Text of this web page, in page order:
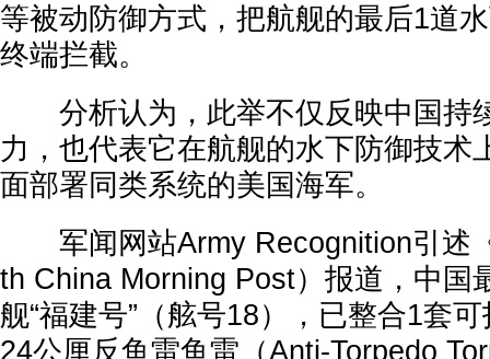
等被动防御方式，把航舰的最后1道
终端拦截。
分析认为，此举不仅反映中国持
力，也代表它在航舰的水下防御技术
面部署同类系统的美国海军。
军闻网站Army Recognition引述
th China Morning Post）报道，中国
舰“福建号”（舷号18），已整合1套
24公厘反鱼雷鱼雷（Anti-Torpedo